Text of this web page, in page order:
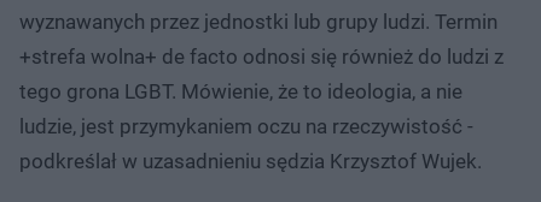
wyznawanych przez jednostki lub grupy ludzi. Termin
+strefa wolna+ de facto odnosi się również do ludzi z
tego grona LGBT. Mówienie, że to ideologia, a nie
ludzie, jest przymykaniem oczu na rzeczywistość -
podkreślał w uzasadnieniu sędzia Krzysztof Wujek.